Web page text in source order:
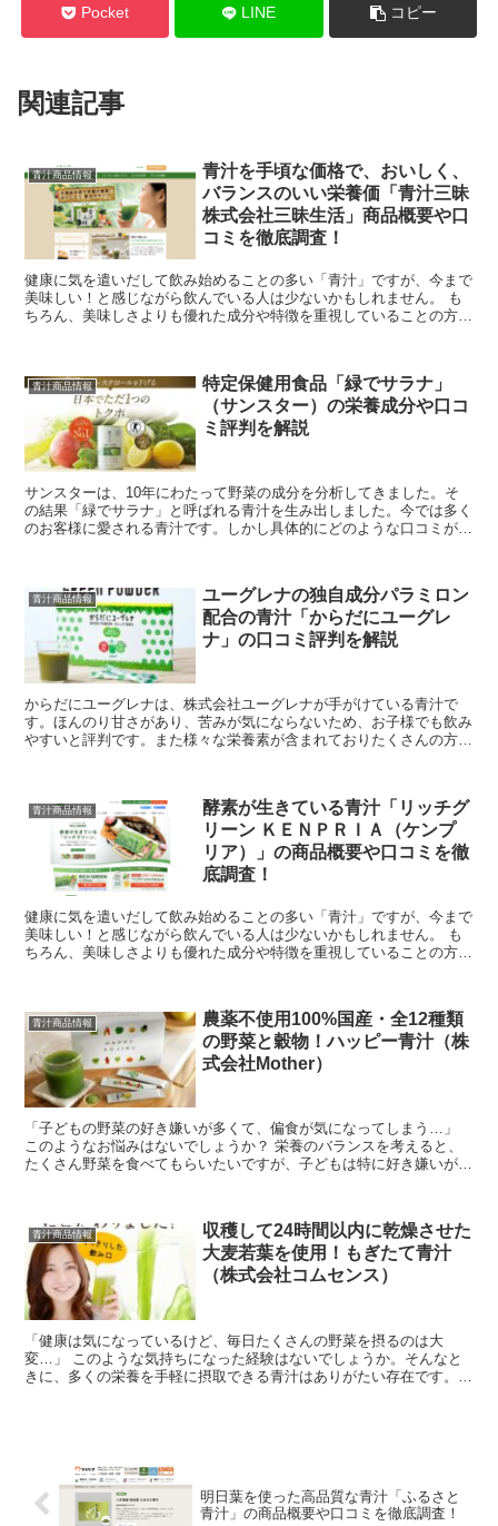
Pocket LINE コピー
関連記事
青汁商品情報
青汁を手頃な価格で、おいしく、
バランスのいい栄養価「青汁三昧
株式会社三昧生活」商品概要や口
コミを徹底調査！
健康に気を遣いだして飲み始めることの多い「青汁」ですが、今まで
美味しい！と感じながら飲んでいる人は少ないかもしれません。 も
ちろん、美味しさよりも優れた成分や特徴を重視していることの方が
青汁商品情報
特定保健用食品「緑でサラナ」
（サンスター）の栄養成分や口コ
ミ評判を解説
サンスターは、10年にわたって野菜の成分を分析してきました。そ
の結果「緑でサラナ」と呼ばれる青汁を生み出しました。今では多く
のお客様に愛される青汁です。しかし具体的にどのような口コミがあ
青汁商品情報
ユーグレナの独自成分パラミロン
配合の青汁「からだにユーグレ
ナ」の口コミ評判を解説
からだにユーグレナは、株式会社ユーグレナが手がけている青汁で
す。ほんのり甘さがあり、苦みが気にならないため、お子様でも飲み
やすいと評判です。また様々な栄養素が含まれておりたくさんの方か
青汁商品情報
酵素が生きている青汁「リッチグ
リーン ＫＥＮＰＲＩＡ（ケンプ
リア）」の商品概要や口コミを徹
底調査！
健康に気を遣いだして飲み始めることの多い「青汁」ですが、今まで
美味しい！と感じながら飲んでいる人は少ないかもしれません。 も
ちろん、美味しさよりも優れた成分や特徴を重視していることの方が
青汁商品情報
農薬不使用100%国産・全12種類
の野菜と穀物！ハッピー青汁（株
式会社Mother）
「子どもの野菜の好き嫌いが多くて、偏食が気になってしまう…」
このようなお悩みはないでしょうか？ 栄養のバランスを考えると、
たくさん野菜を食べてもらいたいですが、子どもは特に好き嫌いがは
青汁商品情報
収穫して24時間以内に乾燥させた
大麦若葉を使用！もぎたて青汁
（株式会社コムセンス）
「健康は気になっているけど、毎日たくさんの野菜を摂るのは大
変…」 このような気持ちになった経験はないでしょうか。そんなと
きに、多くの栄養を手軽に摂取できる青汁はありがたい存在です。
明日葉を使った高品質な青汁「ふるさと
青汁」の商品概要や口コミを徹底調査！